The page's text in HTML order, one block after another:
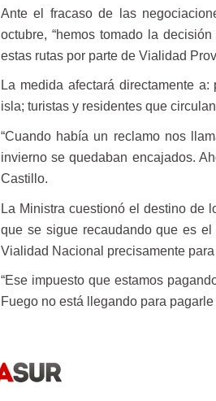
Ante el fracaso de las
octubre, “hemos tomado la
estas rutas por parte de Vialidad
La medida afectará directamente
isla; turistas y residentes que
“Cuando había un reclamo nos
invierno se quedaban encajados.
Castillo.
La Ministra cuestionó el destino de
que se sigue recaudando que es
Vialidad Nacional precisamente
“Ese impuesto que estamos
Fuego no está llegando para